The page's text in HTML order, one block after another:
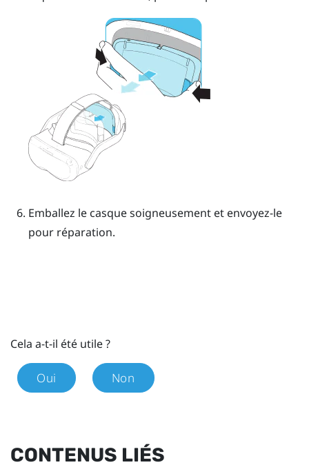
Emballez le casque soigneusement et envoyez-le
pour réparation.
Cela a-t-il été utile ?
Oui Non
CONTENUS LIÉS